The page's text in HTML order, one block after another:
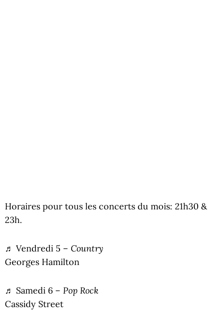
Horaires pour tous les concerts du mois: 21h30 &
23h.
♬ Vendredi 5 – Country
Georges Hamilton
♬ Samedi 6 – Pop Rock
Cassidy Street